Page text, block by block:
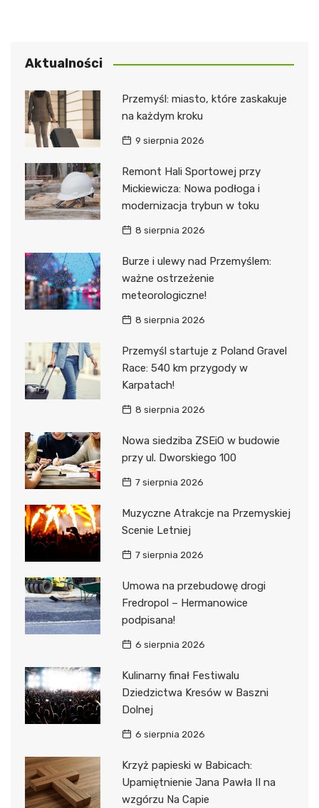
Aktualności
Przemyśl: miasto, które zaskakuje
na każdym kroku
9 sierpnia 2026
Remont Hali Sportowej przy
Mickiewicza: Nowa podłoga i
modernizacja trybun w toku
8 sierpnia 2026
Burze i ulewy nad Przemyślem:
ważne ostrzeżenie
meteorologiczne!
8 sierpnia 2026
Przemyśl startuje z Poland Gravel
Race: 540 km przygody w
Karpatach!
8 sierpnia 2026
Nowa siedziba ZSEiO w budowie
przy ul. Dworskiego 100
7 sierpnia 2026
Muzyczne Atrakcje na Przemyskiej
Scenie Letniej
7 sierpnia 2026
Umowa na przebudowę drogi
Fredropol – Hermanowice
podpisana!
6 sierpnia 2026
Kulinarny finał Festiwalu
Dziedzictwa Kresów w Baszni
Dolnej
6 sierpnia 2026
Krzyż papieski w Babicach:
Upamiętnienie Jana Pawła II na
wzgórzu Na Capie